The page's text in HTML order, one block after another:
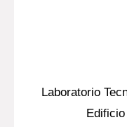
Laboratorio